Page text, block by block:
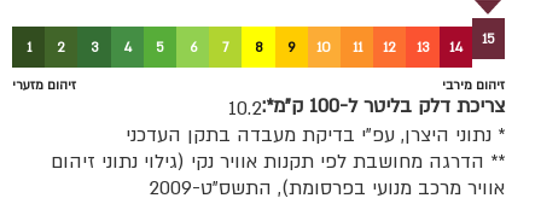
1 2 3 4 5 6 7 8 9 10 11 12 13 14 15
זיהום מזערי זיהום מירבי
צריכת דלק בליטר ל-100 ק"מ*:
10.2
* נתוני היצרן, עפ"י בדיקת מעבדה בתקן העדכני
** הדרגה מחושבת לפי תקנות אוויר נקי (גילוי נתוני זיהום
אוויר מרכב מנועי בפרסומת), התשס"ט-2009